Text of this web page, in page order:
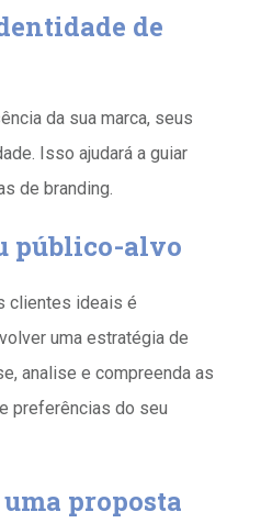
de
da sua marca, seus
Isso ajudará a guiar
de branding.
público-alvo
clientes ideais é
uma estratégia de
analise e compreenda as
preferências do seu
proposta